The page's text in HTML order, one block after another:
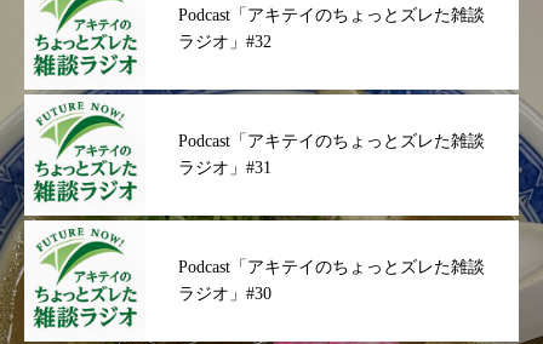
Podcast「アキテイのちょっとズレた雑談
ラジオ」#32
Podcast「アキテイのちょっとズレた雑談
ラジオ」#31
Podcast「アキテイのちょっとズレた雑談
ラジオ」#30